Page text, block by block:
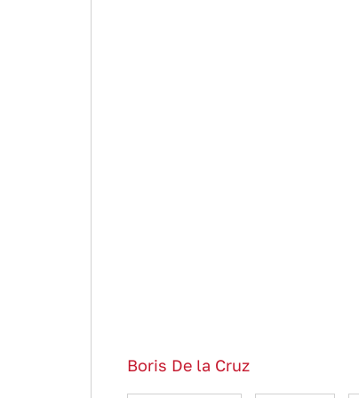
Boris De la Cruz